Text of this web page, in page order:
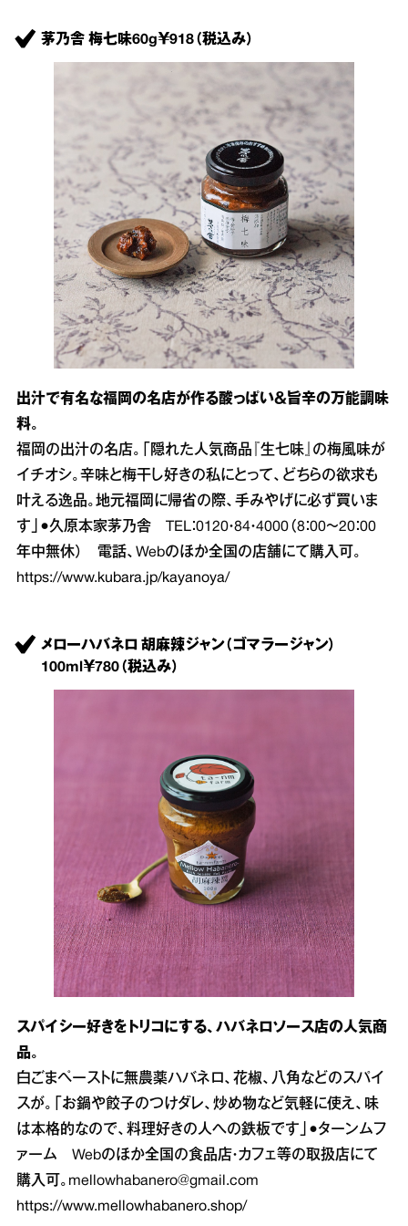
茅乃舎 梅七味60g￥918（税込み）
出汁で有名な福岡の名店が作る酸っぱい＆旨辛の万能調味
料。
福岡の出汁の名店。「隠れた人気商品『生七味』の梅風味が
イチオシ。辛味と梅干し好きの私にとって、どちらの欲求も
叶える逸品。地元福岡に帰省の際、手みやげに必ず買いま
す」●久原本家茅乃舎 TEL：0120・84・4000（8：00～20：00
年中無休） 電話、Webのほか全国の店舗にて購入可。
https://www.kubara.jp/kayanoya/
メローハバネロ 胡麻辣ジャン（ゴマラージャン）
100ml￥780（税込み）
スパイシー好きをトリコにする、ハバネロソース店の人気商
品。
白ごまペーストに無農薬ハバネロ、花椒、八角などのスパイ
スが。「お鍋や餃子のつけダレ、炒め物など気軽に使え、味
は本格的なので、料理好きの人への鉄板です」●ターンムフ
ァーム Webのほか全国の食品店・カフェ等の取扱店にて
購入可。mellowhabanero@gmail.com
https://www.mellowhabanero.shop/